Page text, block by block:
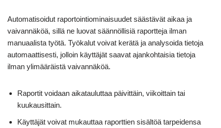
Automatisoidut raportointiominaisuudet säästävät aikaa ja
vaivannäköä, sillä ne luovat säännöllisiä raportteja ilman
manuaalista työtä. Työkalut voivat kerätä ja analysoida tietoja
automaattisesti, jolloin käyttäjät saavat ajankohtaisia tietoja
ilman ylimääräistä vaivannäköä.
Raportit voidaan aikatauluttaa päivittäin, viikoittain tai
kuukausittain.
Käyttäjät voivat mukauttaa raporttien sisältöä tarpeidensa